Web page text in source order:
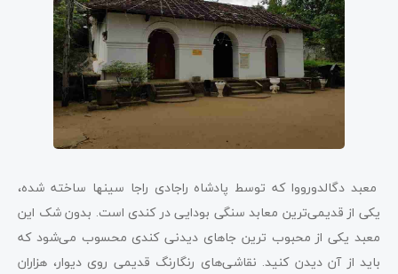
معبد دگالدورووا که توسط پادشاه راجادی راجا سینها ساخته شده،
یکی از قدیمی‌ترین معابد سنگی بودایی در کندی است. بدون شک این
معبد یکی از محبوب ترین جاهای دیدنی کندی محسوب می‌شود که
باید از آن دیدن کنید. نقاشی‌های رنگارنگ قدیمی روی دیوار، هزاران